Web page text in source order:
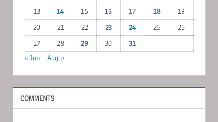
13
14 15 16 17 18
19
20
21 22 23 24 25
26
27
28 29 30
31
« Jun
Aug »
COMMENTS